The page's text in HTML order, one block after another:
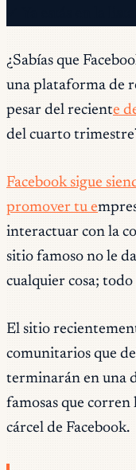
¿Sabías que
una plataforma de
pesar del reciente
del cuarto
Facebook sigue
promover tu e
interactuar con la
sitio famoso no le
cualquier cosa;
El sitio
comunitarios que
terminarán en una
famosas que
cárcel de Facebook.